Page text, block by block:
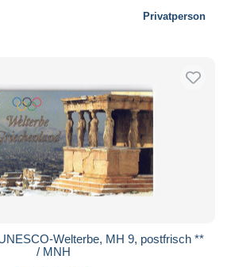
Privatperson
Welterbe, MH 9, postfrisch **
/ MNH